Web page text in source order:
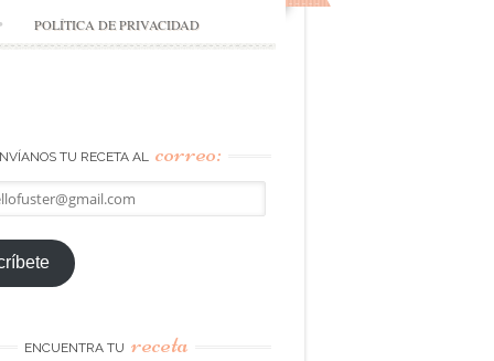
POLÍTICA DE PRIVACIDAD
TU RECETA AL correo:
ENCUENTRA TU receta